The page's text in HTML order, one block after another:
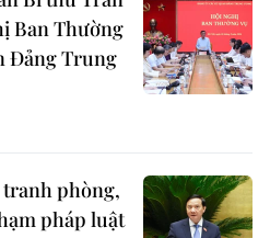
Ban Thường
Đảng Trung
tranh phòng,
pháp luật